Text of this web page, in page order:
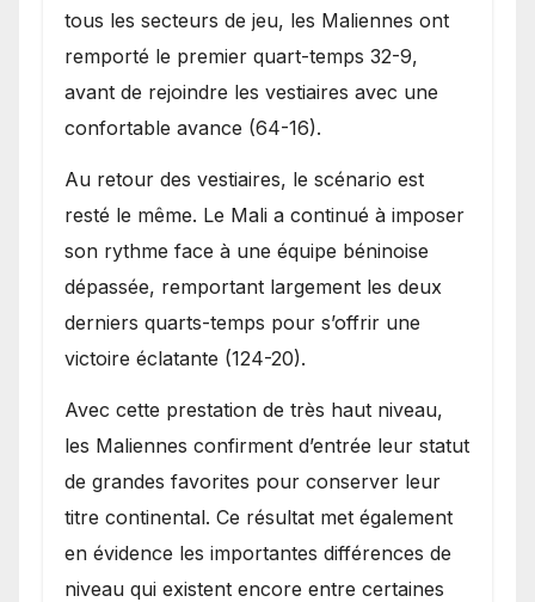
tous les secteurs de jeu, les Maliennes ont
remporté le premier quart-temps 32-9,
avant de rejoindre les vestiaires avec une
confortable avance (64-16).
Au retour des vestiaires, le scénario est
resté le même. Le Mali a continué à imposer
son rythme face à une équipe béninoise
dépassée, remportant largement les deux
derniers quarts-temps pour s’offrir une
victoire éclatante (124-20).
Avec cette prestation de très haut niveau,
les Maliennes confirment d’entrée leur statut
de grandes favorites pour conserver leur
titre continental. Ce résultat met également
en évidence les importantes différences de
niveau qui existent encore entre certaines